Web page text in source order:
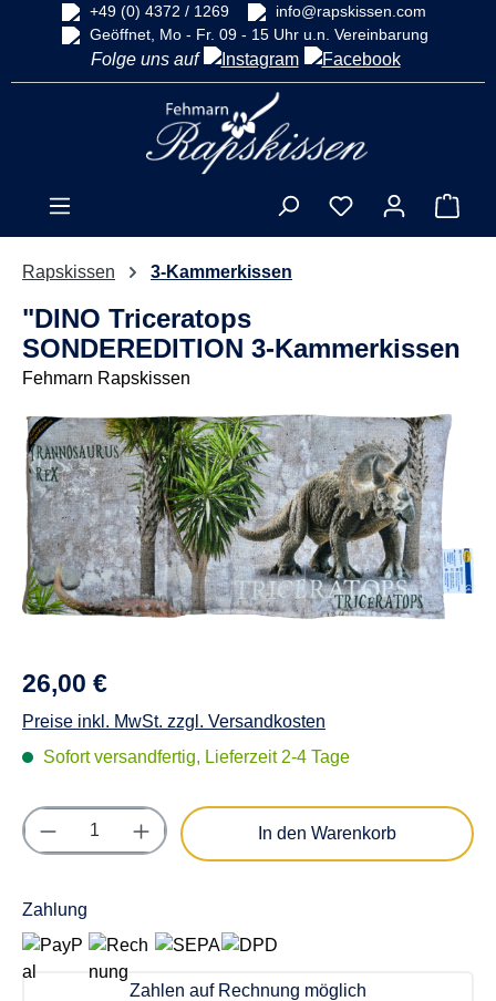
springen
+49 (0) 4372 / 1269
info@rapskissen.com
Geöffnet, Mo - Fr. 09 - 15 Uhr u.n. Vereinbarung
Folge uns auf
Rapskissen 3-Kammerkissen
"DINO Triceratops
SONDEREDITION 3-Kammerkissen
Fehmarn Rapskissen
26,00 €
Preise inkl. MwSt. zzgl. Versandkosten
Sofort versandfertig, Lieferzeit 2-4 Tage
Produkt Anzahl: Gib den gewünschten
In den Warenkorb
Zahlung
Zahlen auf Rechnung möglich